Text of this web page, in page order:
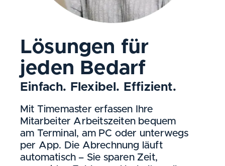
Lösungen für
jeden Bedarf
Einfach. Flexibel. Effizient.
Mit Timemaster erfassen Ihre
Mitarbeiter Arbeitszeiten bequem
am Terminal, am PC oder unterwegs
per App. Die Abrechnung läuft
automatisch – Sie sparen Zeit,